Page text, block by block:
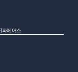
파메어스